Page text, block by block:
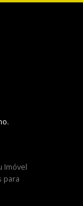
Imóvel
para